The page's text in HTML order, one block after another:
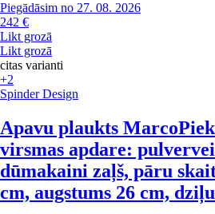
Piegādāsim no 27. 08. 2026
242 €
Likt grozā
Likt grozā
citas varianti
+2
Spinder Design
Apavu plaukts Marco
virsmas apdare:
dūmakaini zaļš, pāru
cm, augstums 26 cm,